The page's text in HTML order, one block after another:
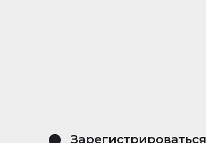
Зарегистрироваться